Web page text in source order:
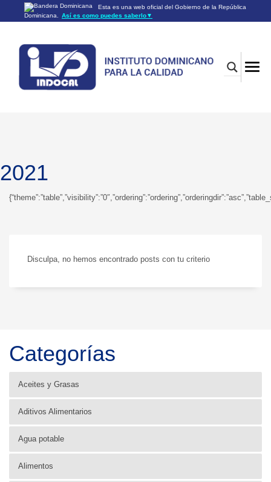
Esta es una web oficial del Gobierno de la República
Dominicana.
Así es como puedes saberlo▼
Los sitios web oficiales utilizan .gob.do o .gov.do
Los sitios web oficiales .gob.do o .gov.do seguros utilizan
HTTPS
Un candado (🔒) o
https://
significa que estás conectado a un
sitio seguro dentro de .gob.do o .gov.do. Comparte información
confidencial sólo en los sitios seguros de .gob.do o .gov.do.
2021
Disculpa, no hemos encontrado posts con tu criterio
Categorías
Aceites y Grasas
Aditivos Alimentarios
Agua potable
Alimentos